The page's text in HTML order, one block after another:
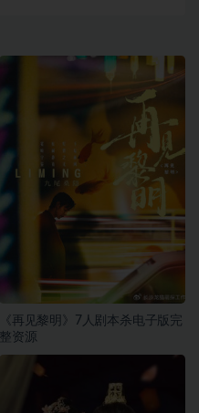
《再见黎明》7人剧本杀电子版完
整资源